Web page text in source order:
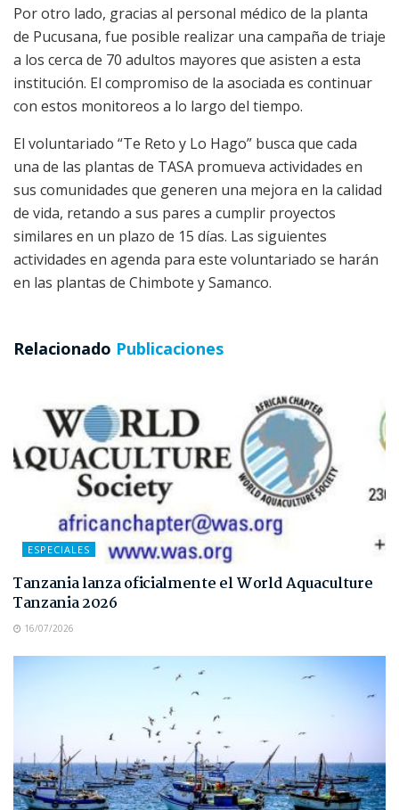
Por otro lado, gracias al personal médico de la planta
de Pucusana, fue posible realizar una campaña de triaje
a los cerca de 70 adultos mayores que asisten a esta
institución. El compromiso de la asociada es continuar
con estos monitoreos a lo largo del tiempo.
El voluntariado “Te Reto y Lo Hago” busca que cada
una de las plantas de TASA promueva actividades en
sus comunidades que generen una mejora en la calidad
de vida, retando a sus pares a cumplir proyectos
similares en un plazo de 15 días. Las siguientes
actividades en agenda para este voluntariado se harán
en las plantas de Chimbote y Samanco.
Relacionado Publicaciones
ESPECIALES
Tanzania lanza oficialmente el World Aquaculture
Tanzania 2026
16/07/2026